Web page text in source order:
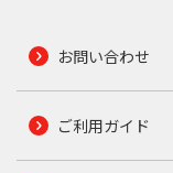
お問い合わせ
ご利用ガイド